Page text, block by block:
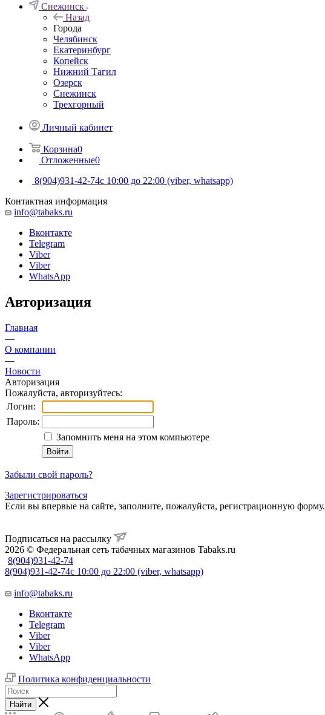
Снежинск
Назад
Города
Челябинск
Екатеринбург
Копейск
Нижний Тагил
Озерск
Снежинск
Трехгорный
Личный кабинет
Корзина0
Отложенные0
8(904)931-42-74с 10:00 до 22:00 (viber, whatsapp)
Контактная информация
info@tabaks.ru
Вконтакте
Telegram
Viber
Viber
WhatsApp
Авторизация
Главная
—
О компании
—
Новости
Авторизация
Пожалуйста, авторизуйтесь:
Логин:
Пароль:
Запомнить меня на этом компьютере
Забыли свой пароль?
Зарегистрироваться
Если вы впервые на сайте, заполните, пожалуйста, регистрационную форму.
Подписаться на рассылку
2026 © Федеральная сеть табачных магазинов Tabaks.ru
8(904)931-42-74
8(904)931-42-74с 10:00 до 22:00 (viber, whatsapp)
info@tabaks.ru
Вконтакте
Telegram
Viber
Viber
WhatsApp
Политика конфиденциальности
Найти